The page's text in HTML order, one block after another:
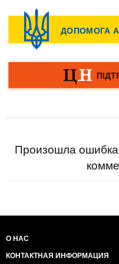
Произошла ошибка
О НАС
КОНТАКТНАЯ ИНФОРМАЦИЯ